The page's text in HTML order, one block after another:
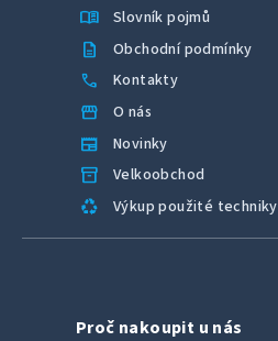
menu_book Slovník pojmů
description Obchodní podmínky
call Kontakty
storefront O nás
newspaper Novinky
inventory_2 Velkoobchod
recycling Výkup použité techniky
Proč nakoupit u nás